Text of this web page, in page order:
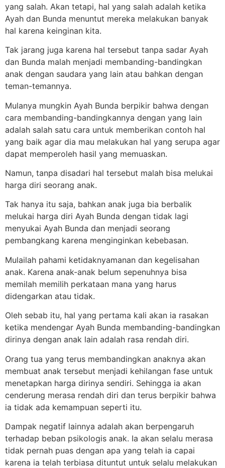
yang salah. Akan tetapi, hal yang salah adalah ketika
Ayah dan Bunda menuntut mereka melakukan banyak
hal karena keinginan kita.
Tak jarang juga karena hal tersebut tanpa sadar Ayah
dan Bunda malah menjadi membanding-bandingkan
anak dengan saudara yang lain atau bahkan dengan
teman-temannya.
Mulanya mungkin Ayah Bunda berpikir bahwa dengan
cara membanding-bandingkannya dengan yang lain
adalah salah satu cara untuk memberikan contoh hal
yang baik agar dia mau melakukan hal yang serupa agar
dapat memperoleh hasil yang memuaskan.
Namun, tanpa disadari hal tersebut malah bisa melukai
harga diri seorang anak.
Tak hanya itu saja, bahkan anak juga bia berbalik
melukai harga diri Ayah Bunda dengan tidak lagi
menyukai Ayah Bunda dan menjadi seorang
pembangkang karena menginginkan kebebasan.
Mulailah pahami ketidaknyamanan dan kegelisahan
anak. Karena anak-anak belum sepenuhnya bisa
memilah memilih perkataan mana yang harus
didengarkan atau tidak.
Oleh sebab itu, hal yang pertama kali akan ia rasakan
ketika mendengar Ayah Bunda membanding-bandingkan
dirinya dengan anak lain adalah rasa rendah diri.
Orang tua yang terus membandingkan anaknya akan
membuat anak tersebut menjadi kehilangan fase untuk
menetapkan harga dirinya sendiri. Sehingga ia akan
cenderung merasa rendah diri dan terus berpikir bahwa
ia tidak ada kemampuan seperti itu.
Dampak negatif lainnya adalah akan berpengaruh
terhadap beban psikologis anak. Ia akan selalu merasa
tidak pernah puas dengan apa yang telah ia capai
karena ia telah terbiasa dituntut untuk selalu melakukan